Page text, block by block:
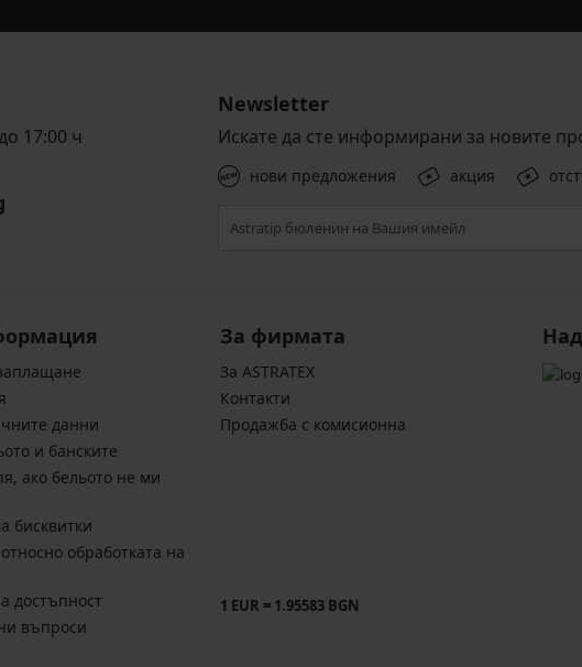
17:00 ч
Newsletter
Искате да сте информирани за новите
нови предложения акция
данни
и банските
ако бельото не ми
бисквитки
обработката на
достъпност
въпроси
За фирмата
За ASTRATEX
Контакти
Продажба с комисионна
1 EUR = 1.95583 BGN